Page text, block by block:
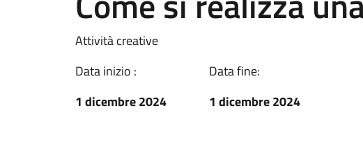
Attività creative
Data inizio :
1 dicembre 2024
Data fine:
1 dicembre 2024